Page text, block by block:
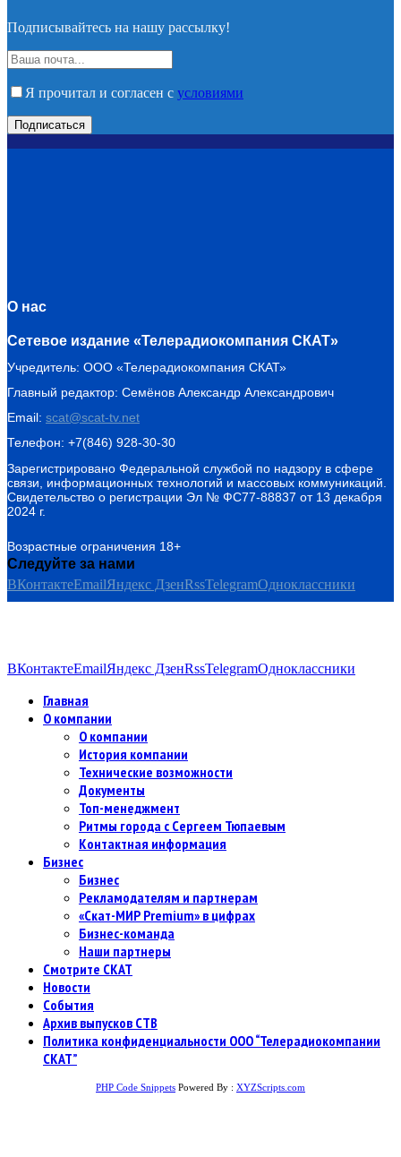
Подписывайтесь на нашу рассылку!
Я прочитал и согласен с условиями
О нас
Сетевое издание «Телерадиокомпания СКАТ»
Учредитель: ООО «Телерадиокомпания СКАТ»
Главный редактор: Семёнов Александр Александрович
Email: scat@scat-tv.net
Телефон: +7(846) 928-30-30
Зарегистрировано Федеральной службой по надзору в сфере
связи, информационных технологий и массовых коммуникаций.
Свидетельство о регистрации Эл № ФС77-88837 от 13 декабря
2024 г.
Возрастные ограничения 18+
Следуйте за нами
ВКонтактеEmailЯндекс ДзенRssTelegramОдноклассники
ВКонтактеEmailЯндекс ДзенRssTelegramОдноклассники
Главная
О компании
О компании
История компании
Технические возможности
Документы
Топ-менеджмент
Ритмы города с Сергеем Тюпаевым
Контактная информация
Бизнес
Бизнес
Рекламодателям и партнерам
«Скат-МИР Premium» в цифрах
Бизнес-команда
Наши партнеры
Смотрите СКАТ
Новости
События
Архив выпусков СТВ
Политика конфиденциальности ООО “Телерадиокомпании
СКАТ”
PHP Code Snippets Powered By : XYZScripts.com